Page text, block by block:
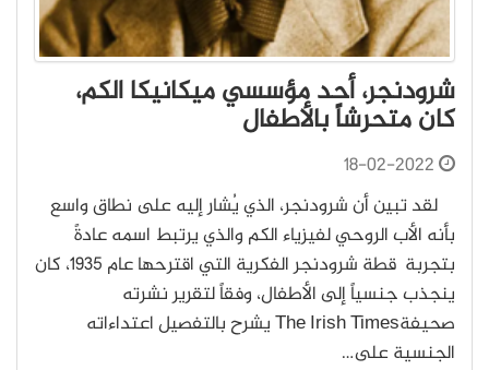
شرودنجر، أحد مؤسسي ميكانيكا الكم،
كان متحرشاً بالأطفال
18-02-2022
لقد تبين أن شرودنجر، الذي يُشار إليه على نطاق واسع
بأنه الأب الروحي لفيزياء الكم والذي يرتبط اسمه عادةً
بتجربة قطة شرودنجر الفكرية التي اقترحها عام 1935، كان
ينجذب جنسياً إلى الأطفال، وفقاً لتقرير نشرته
صحيفةThe Irish Times يشرح بالتفصيل اعتداءاته
الجنسية على…